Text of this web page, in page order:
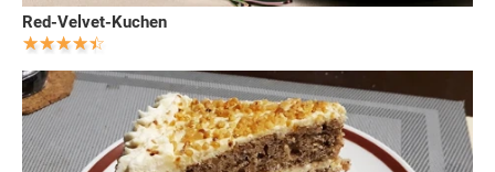
Red-Velvet-Kuchen